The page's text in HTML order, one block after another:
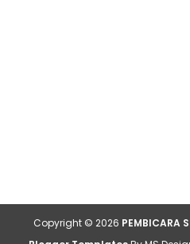
Copyright © 2026 PEMBICARA